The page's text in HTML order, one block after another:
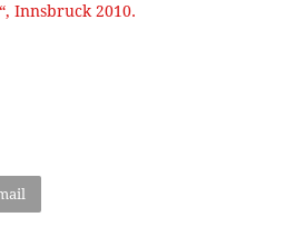
Innsbruck 2010.